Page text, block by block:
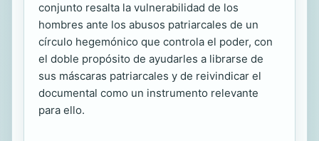
conjunto resalta la vulnerabilidad de los
hombres ante los abusos patriarcales de un
círculo hegemónico que controla el poder, con
el doble propósito de ayudarles a librarse de
sus máscaras patriarcales y de reivindicar el
documental como un instrumento relevante
para ello.